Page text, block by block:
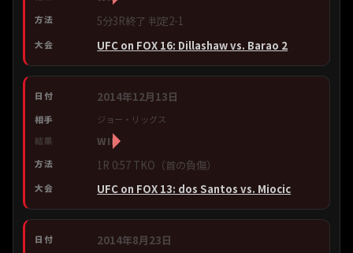
5分3R終了 判定2-1
UFC on FOX 16: Dillashaw vs. Barao 2
2014年12月13日
ジョー・リッグス
WIN
1R 0:57 TKO（首の負傷）
UFC on FOX 13: dos Santos vs. Miocic
2014年8月23日